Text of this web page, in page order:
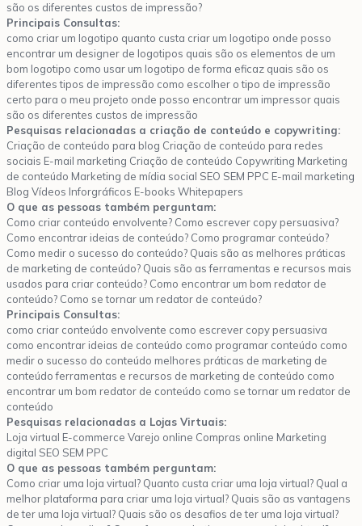
são os diferentes custos de impressão?
Principais Consultas:
como criar um logotipo quanto custa criar um logotipo onde posso
encontrar um designer de logotipos quais são os elementos de um
bom logotipo como usar um logotipo de forma eficaz quais são os
diferentes tipos de impressão como escolher o tipo de impressão
certo para o meu projeto onde posso encontrar um impressor quais
são os diferentes custos de impressão
Pesquisas relacionadas a criação de conteúdo e copywriting:
Criação de conteúdo para blog Criação de conteúdo para redes
sociais E-mail marketing Criação de conteúdo Copywriting Marketing
de conteúdo Marketing de mídia social SEO SEM PPC E-mail marketing
Blog Vídeos Inforgráficos E-books Whitepapers
O que as pessoas também perguntam:
Como criar conteúdo envolvente? Como escrever copy persuasiva?
Como encontrar ideias de conteúdo? Como programar conteúdo?
Como medir o sucesso do conteúdo? Quais são as melhores práticas
de marketing de conteúdo? Quais são as ferramentas e recursos mais
usados para criar conteúdo? Como encontrar um bom redator de
conteúdo? Como se tornar um redator de conteúdo?
Principais Consultas:
como criar conteúdo envolvente como escrever copy persuasiva
como encontrar ideias de conteúdo como programar conteúdo como
medir o sucesso do conteúdo melhores práticas de marketing de
conteúdo ferramentas e recursos de marketing de conteúdo como
encontrar um bom redator de conteúdo como se tornar um redator de
conteúdo
Pesquisas relacionadas a Lojas Virtuais:
Loja virtual E-commerce Varejo online Compras online Marketing
digital SEO SEM PPC
O que as pessoas também perguntam:
Como criar uma loja virtual? Quanto custa criar uma loja virtual? Qual a
melhor plataforma para criar uma loja virtual? Quais são as vantagens
de ter uma loja virtual? Quais são os desafios de ter uma loja virtual?